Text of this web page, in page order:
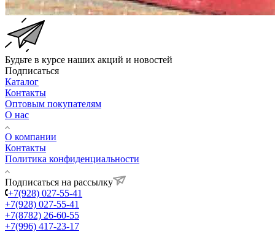
Будьте в курсе наших акций и новостей
Подписаться
Каталог
Контакты
Оптовым покупателям
О нас
О компании
Контакты
Политика конфиденциальности
Подписаться на рассылку
+7(928) 027-55-41
+7(928) 027-55-41
+7(8782) 26-60-55
+7(996) 417-23-17